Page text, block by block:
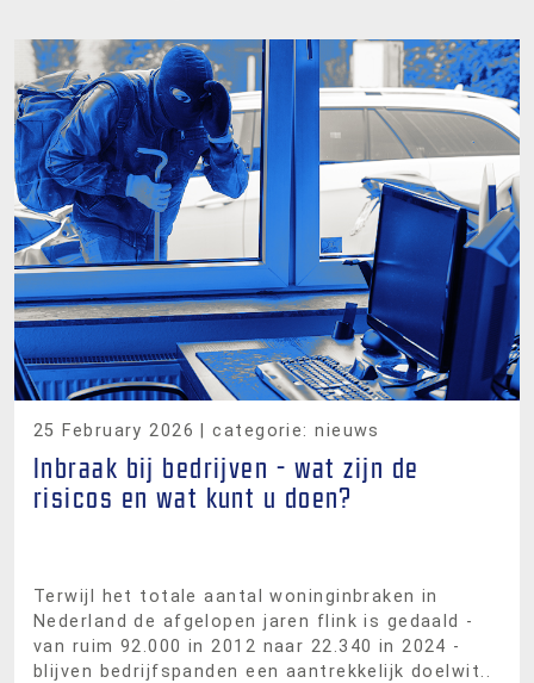
25 February 2026 | categorie: nieuws
Inbraak bij bedrijven - wat zijn de
risicos en wat kunt u doen?
Terwijl het totale aantal woninginbraken in
Nederland de afgelopen jaren flink is gedaald -
van ruim 92.000 in 2012 naar 22.340 in 2024 -
blijven bedrijfspanden een aantrekkelijk doelwit..